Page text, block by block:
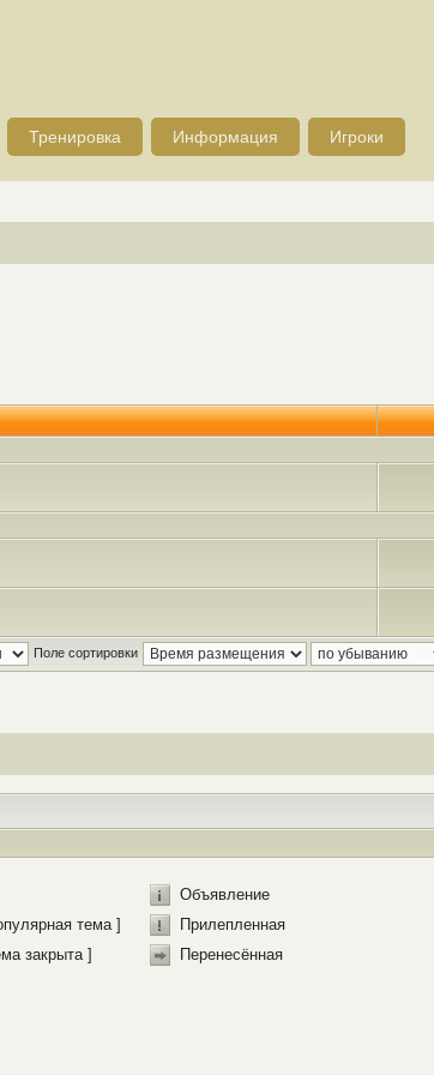
Тренировка Информация Игроки
Поле сортировки
Объявление
тема ]
Прилепленная
закрыта ] Перенесённая